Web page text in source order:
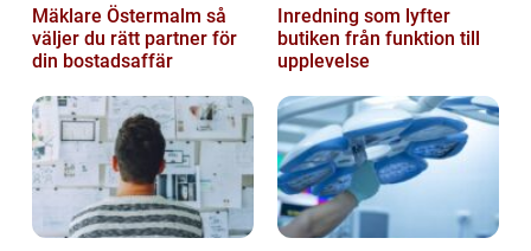
Mäklare Östermalm så
väljer du rätt partner för
din bostadsaffär
Inredning som lyfter
butiken från funktion till
upplevelse